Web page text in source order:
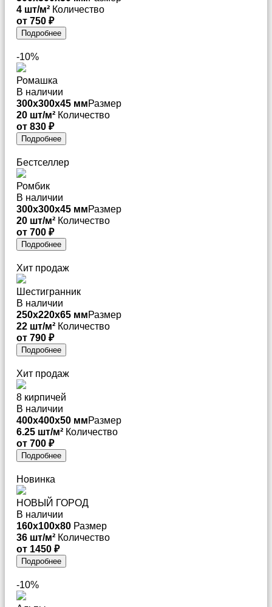
4 шт/м² Количество
от 750 ₽
Подробнее
-10%
Ромашка
В наличии
300x300x45 ммРазмер
20 шт/м² Количество
от 830 ₽
Подробнее
Бестселлер
Ромбик
В наличии
300x300x45 ммРазмер
20 шт/м² Количество
от 700 ₽
Подробнее
Хит продаж
Шестигранник
В наличии
250х220х65 ммРазмер
22 шт/м² Количество
от 790 ₽
Подробнее
Хит продаж
8 кирпичей
В наличии
400x400x50 ммРазмер
6.25 шт/м² Количество
от 700 ₽
Подробнее
Новинка
НОВЫЙ ГОРОД
В наличии
160x100x80 Размер
36 шт/м² Количество
от 1450 ₽
Подробнее
-10%